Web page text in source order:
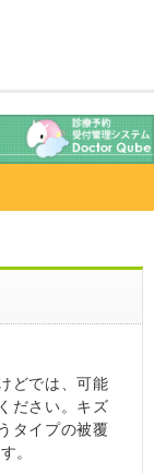
どでは、可能
ださい。キズ
タイプの被覆
。